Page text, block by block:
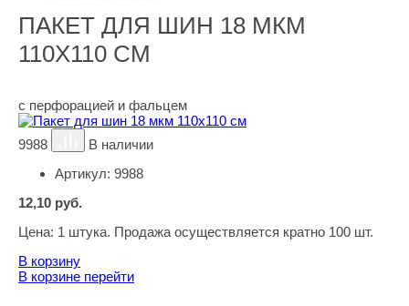
ПАКЕТ ДЛЯ ШИН 18 МКМ
110Х110 СМ
с перфорацией и фальцем
9988
В наличии
Артикул: 9988
12,10 руб.
Цена: 1 штука. Продажа осуществляется кратно 100 шт.
В корзину
В корзине перейти